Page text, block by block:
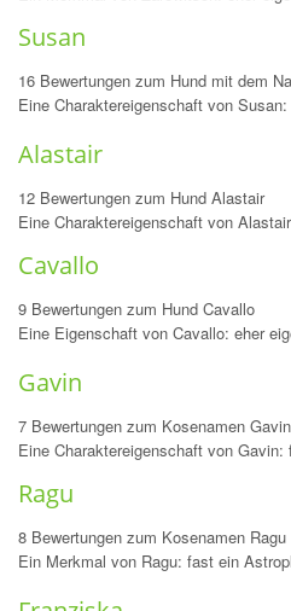
Susan
16 Bewertungen zum Hund mit dem
Eine Charaktereigenschaft von
Alastair
12 Bewertungen zum Hund Alastair
Eine Charaktereigenschaft von
Cavallo
9 Bewertungen zum Hund Cavallo
Eine Eigenschaft von Cavallo: eher
Gavin
7 Bewertungen zum Kosenamen Gavin
Eine Charaktereigenschaft von
Ragu
8 Bewertungen zum Kosenamen Ragu
Ein Merkmal von Ragu: fast ein